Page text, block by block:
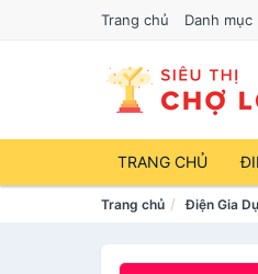
Trang chủ Danh mục
TRANG CHỦ
Trang chủ Điện Gia